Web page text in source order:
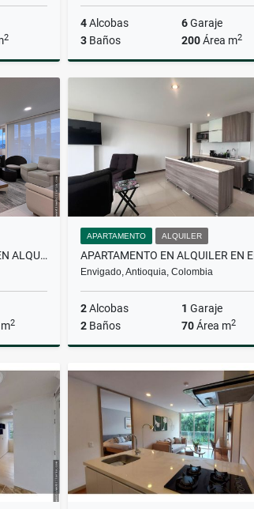
2
4Alcobas 6Garaje
3 Baños 200Área m2
APARTAMENTO AMOBLADO EN ALQUILER EN LOS COLORES
2
Alquiler
APARTAMENTO ALQUILER
Envigado, Antioquia, Colombia
2Alcobas 1 Garaje
2 Baños 70Área m2
$4.000.000